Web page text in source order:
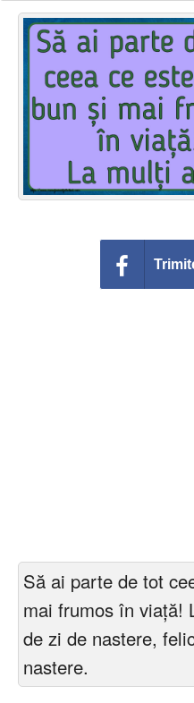
Felicitari zile saptamana
Felicitari muzicale
Felicitari muzicale
Felicitari animate
Invitatii personalizate
Să ai parte de tot
mai frumos în viață!
de zi de nastere,
nastere.